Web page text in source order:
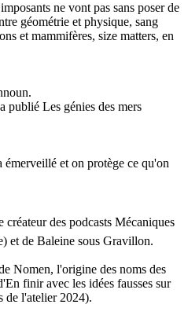
ne vont pas sans poser de
géométrie et physique, sang
et mammifères, size matters, en
Les génies des mers
et on protège ce qu'on
des podcasts Mécaniques
et de Baleine sous Gravillon.
Nomen, l'origine des noms des
finir avec les idées fausses sur
de l'atelier 2024).